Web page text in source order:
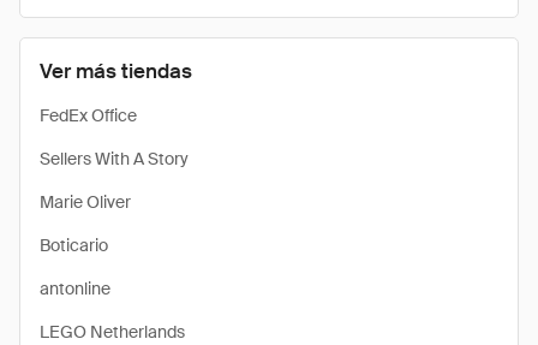
Ver más tiendas
FedEx Office
Sellers With A Story
Marie Oliver
Boticario
antonline
LEGO Netherlands